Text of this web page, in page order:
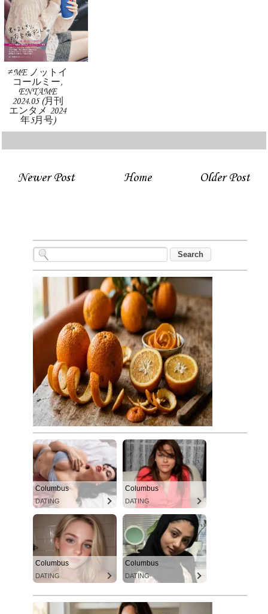
≠ME ノットイ
コールミー,
ENTAME
2024.05 (月刊
エンタメ 2024
年5月号)
Newer Post Older Post
Home
Columbus
DATING
Columbus
DATING
Columbus
DATING
Columbus
DATING